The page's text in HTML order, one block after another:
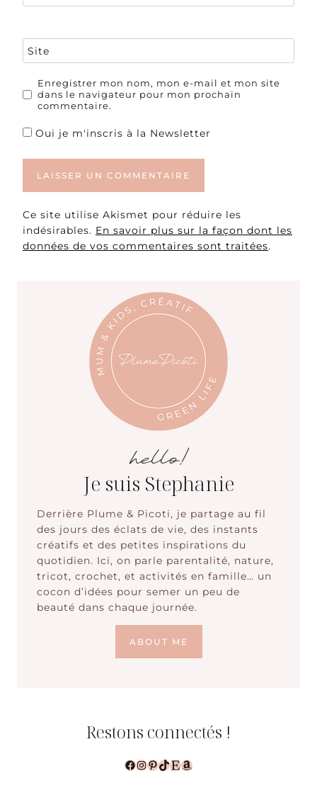
Site
Enregistrer mon nom, mon e-mail et mon site
dans le navigateur pour mon prochain
commentaire.
Oui je m'inscris à la Newsletter
Ce site utilise Akismet pour réduire les
indésirables. En savoir plus sur la façon dont les
données de vos commentaires sont traitées.
hello!
Je suis Stephanie
Derrière Plume & Picoti, je partage au fil
des jours des éclats de vie, des instants
créatifs et des petites inspirations du
quotidien. Ici, on parle parentalité, nature,
tricot, crochet, et activités en famille… un
cocon d’idées pour semer un peu de
beauté dans chaque journée.
ABOUT ME
Restons connectés !
Facebook
Instagram
Pinterest
TikTok
EtsyAmazon